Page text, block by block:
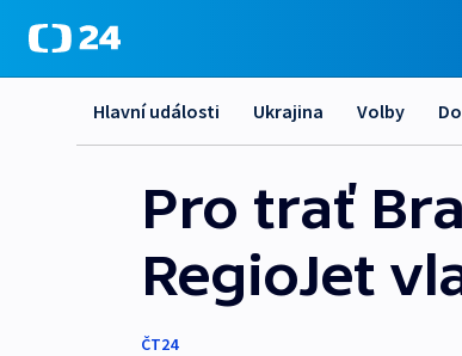
Hlavní události Ukrajina Volby
Pro trať
RegioJet
ČT24